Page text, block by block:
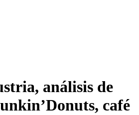
análisis de
café